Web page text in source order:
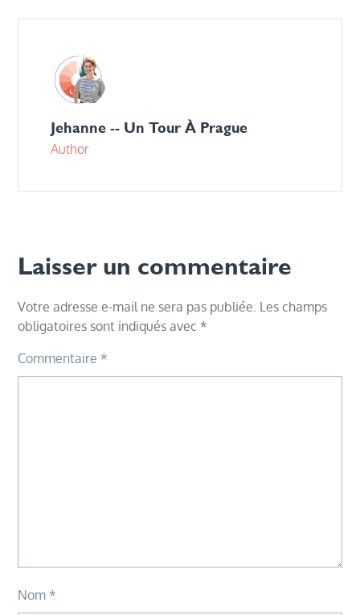
Jehanne -- Un Tour À Prague
Author
Laisser un commentaire
Votre adresse e-mail ne sera pas publiée. Les champs
obligatoires sont indiqués avec *
Commentaire *
Nom *